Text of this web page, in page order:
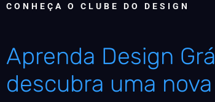
CONHEÇA O CLUBE DO DESIGN
Aprenda Design
descubra uma